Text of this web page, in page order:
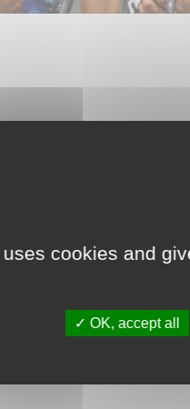
cookies and
OK, accept all